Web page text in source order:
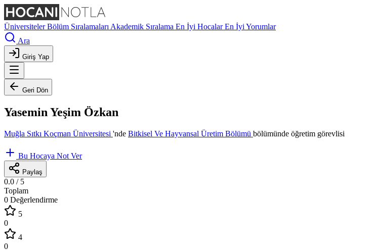
ÜniversitelerBölüm Sıralamaları Akademik Sıralama En İyi HocalarEn İyi Yorumlar
Ara
Giriş Yap
Geri Dön
Yasemin Yeşim Özkan
Muğla Sıtkı Koçman Üniversitesi 'nde Bitkisel Ve Hayvansal Üretim Bölümü bölümünde öğretim görevlisi
Bu Hocaya Not Ver
Paylaş
0.0 / 5
Toplam
0 Değerlendirme
5
0
4
0